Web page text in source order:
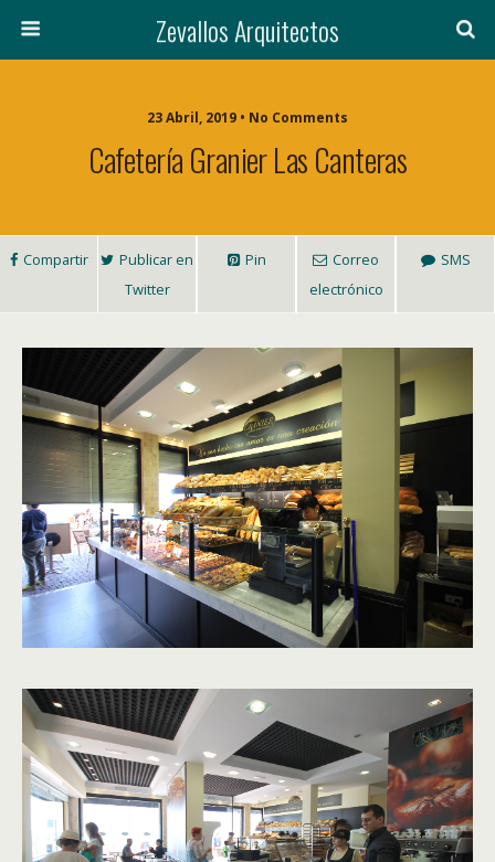
Zevallos Arquitectos
23 Abril, 2019 • No Comments
Cafetería Granier Las Canteras
Compartir
Publicar en
Twitter
Pin
Correo
electrónico
SMS